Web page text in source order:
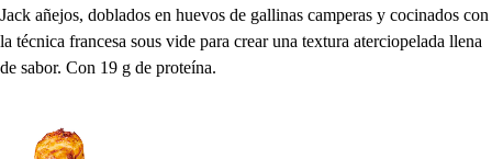
Jack añejos, doblados en huevos de gallinas camperas y cocinados con
la técnica francesa sous vide para crear una textura aterciopelada llena
de sabor. Con 19 g de proteína.